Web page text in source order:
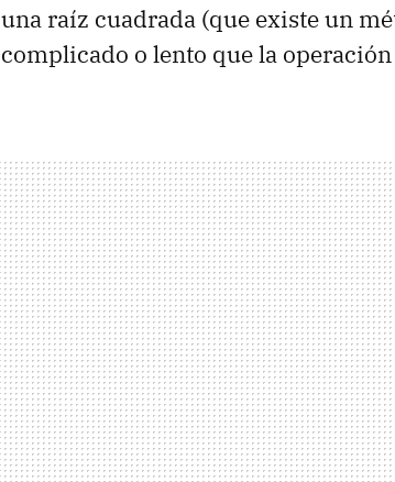
una raíz cuadrada (que existe un
complicado o lento que la